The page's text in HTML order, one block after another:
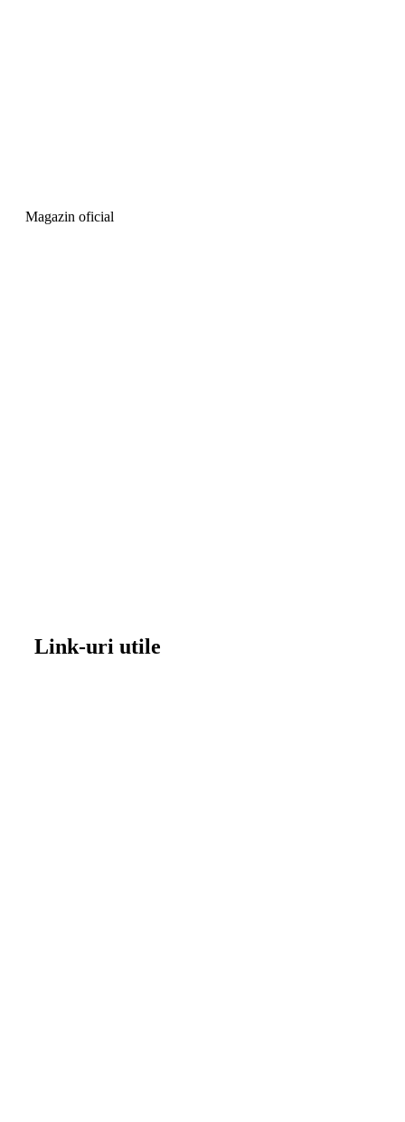
Magazin oficial
Link-uri utile